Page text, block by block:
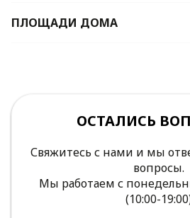
ПЛОЩАДИ ДОМА
ОСТАЛИСЬ
Свяжитесь с нами и мы
вопросы.
Мы работаем с
(10:00-